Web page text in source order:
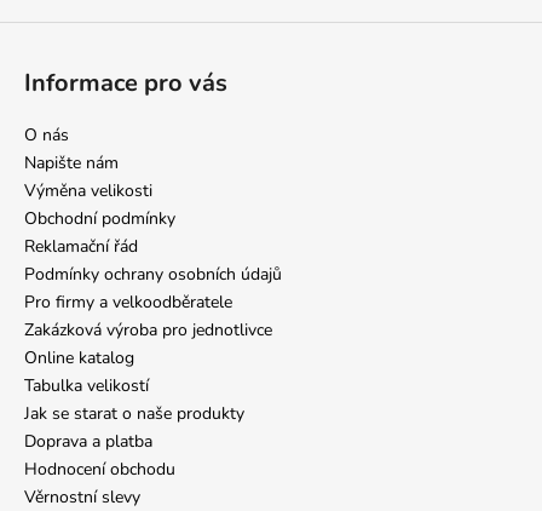
Informace pro vás
O nás
Napište nám
Výměna velikosti
Obchodní podmínky
Reklamační řád
Podmínky ochrany osobních údajů
Pro firmy a velkoodběratele
Zakázková výroba pro jednotlivce
Online katalog
Tabulka velikostí
Jak se starat o naše produkty
Doprava a platba
Hodnocení obchodu
Věrnostní slevy